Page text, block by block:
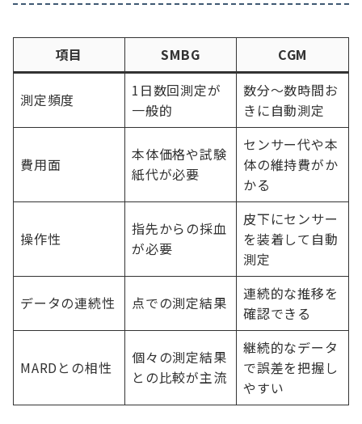
項目 SMBG CGM
測定頻度
1日数回測定が
一般的
数分〜数時間お
きに自動測定
費用面
本体価格や試験
紙代が必要
センサー代や本
体の維持費がか
かる
操作性
指先からの採血
が必要
皮下にセンサー
を装着して自動
測定
データの連続性 点での測定結果
連続的な推移を
確認できる
MARDとの相性
個々の測定結果
との比較が主流
継続的なデータ
で誤差を把握し
やすい